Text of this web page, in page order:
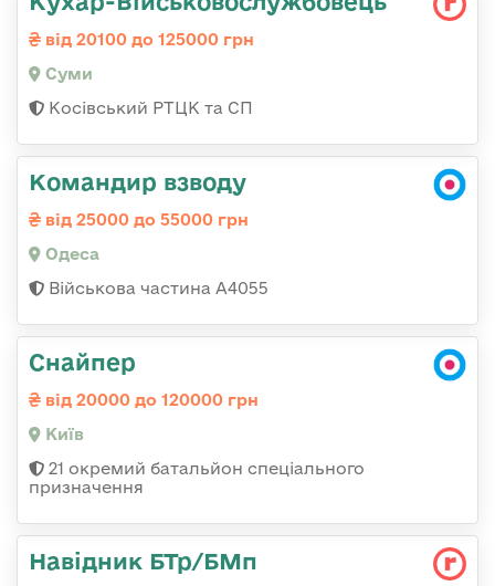
від 20100 до 125000 грн
Суми
Косівський РТЦК та СП
Командир взводу
від 25000 до 55000 грн
Одеса
Військова частина А4055
Снайпер
від 20000 до 120000 грн
Київ
21 окремий батальйон спеціального
призначення
Навідник БТр/БМп